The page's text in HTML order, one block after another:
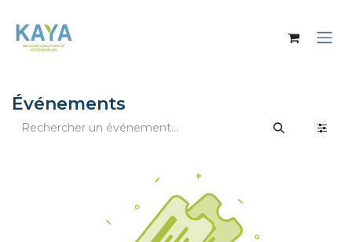
Événements